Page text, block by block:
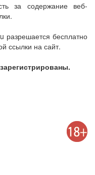
за содержание веб-
разрешается бесплатно
ссылки на сайт.